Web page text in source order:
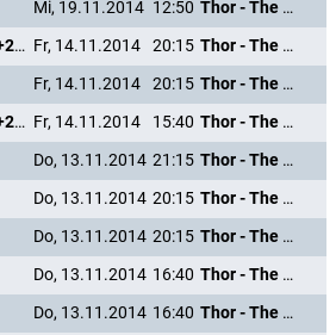
Mi, 19.11.2014 12:50
Thor - The Dark Kingdom
Sky Cinema Premieren +24 Fr, 14.11.2014 20:15
Thor - The Dark Kingdom
Fr, 14.11.2014 20:15
Thor - The Dark Kingdom
Sky Cinema Premieren +24 Fr, 14.11.2014 15:40
Thor - The Dark Kingdom
Do, 13.11.2014 21:15
Thor - The Dark Kingdom
Do, 13.11.2014 20:15
Thor - The Dark Kingdom
Do, 13.11.2014 20:15
Thor - The Dark Kingdom
Do, 13.11.2014 16:40
Thor - The Dark Kingdom
Do, 13.11.2014 16:40
Thor - The Dark Kingdom